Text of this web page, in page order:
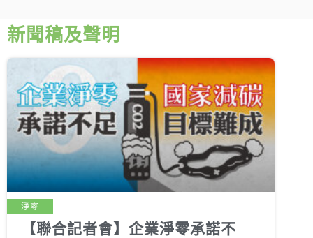
聯絡資訊
捐款徵信
年度報告與財報
綠盟倡議
廢除核電
淨零轉型
透明足跡
綠盟觀點
投書及專欄
工作側記
出版及義賣品
新聞稿及聲明
淨零
【聯合記者會】企業淨零承諾不